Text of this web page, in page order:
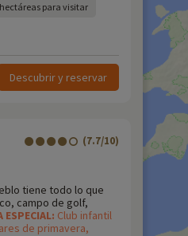
para visitar
Descubrir y reservar
(7.7/10)
tiene todo lo que
campo de golf,
ESPECIAL: Club infantil
de primavera,